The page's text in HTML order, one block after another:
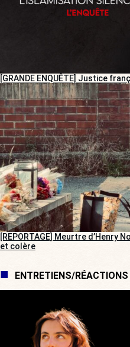
[GRANDE ENQUÊTE] Justice
[REPORTAGE] Meurtre d’Henry
et colère
ENTRETIENS/RÉACTIONS